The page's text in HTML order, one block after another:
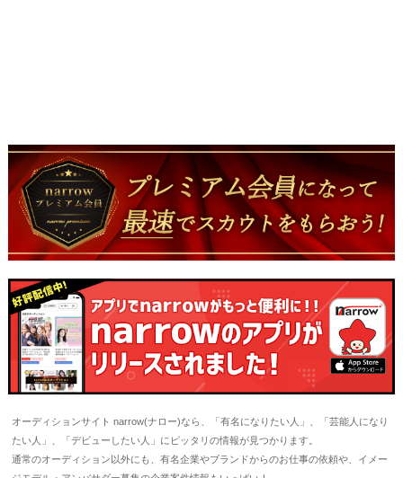
オーディションサイト narrow(ナロー)なら、「有名になりたい人」、「芸能人になり
たい人」、「デビューしたい人」にピッタリの情報が見つかります。
通常のオーディション以外にも、有名企業やブランドからのお仕事の依頼や、イメー